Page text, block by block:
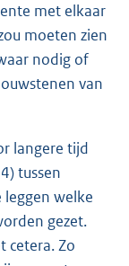
met elkaar
moeten zien
nodig of
van
langere tijd
tussen
leggen welke
gezet.
cetera. Zo